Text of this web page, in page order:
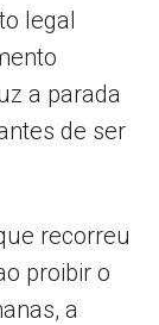
legal
a parada
de ser
recorreu
proibir o
a